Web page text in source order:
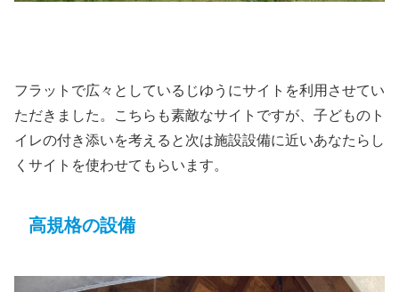
フラットで広々としているじゆうにサイトを利用させてい
ただきました。こちらも素敵なサイトですが、子どものト
イレの付き添いを考えると次は施設設備に近いあなたらし
くサイトを使わせてもらいます。
高規格の設備